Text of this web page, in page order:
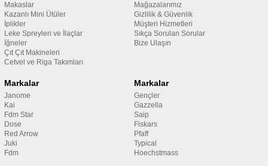
Makaslar
Kazanlı Mini Ütüler
İplikler
Leke Spreyleri ve İlaçlar
İğneler
Çıt Çıt Makineleri
Cetvel ve Riga Takımları
Mağazalarımız
Gizlilik & Güvenlik
Müşteri Hizmetleri
Sıkça Sorulan Sorular
Bize Ulaşın
Markalar
Janome
Kai
Fdm Star
Dose
Red Arrow
Juki
Fdm
Markalar
Gençler
Gazzella
Saip
Fiskars
Pfaff
Typical
Hoechstmass